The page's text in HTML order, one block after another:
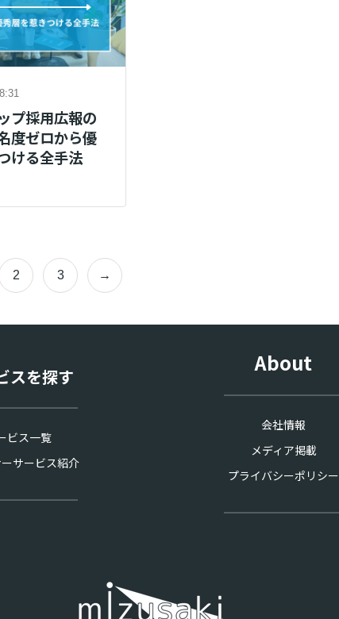
プ採用広報の
度ゼロから優
ける全手法
2 3 →
スを探す
ビス一覧
サービス紹介
About
会社情報
メディア掲載
プライバシーポリシー